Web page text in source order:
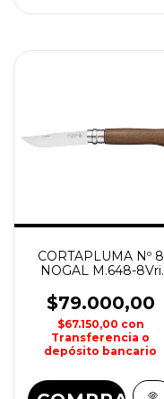
CORTAPLUMA Nº 8
NOGAL M.648-8Vri
$79.000,00
$67.150,00 con
Transferencia o
depósito bancario